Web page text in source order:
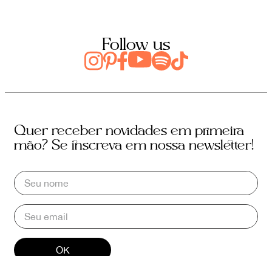
Follow us
Quer receber novidades em primeira
mão? Se inscreva em nossa newsletter!
OK